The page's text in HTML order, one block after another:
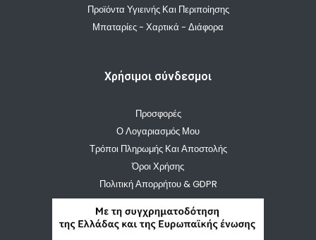
Προϊόντα Υγιεινής Και Περιποίησης
Μπαταρίες - Χαρτικά - Διάφορα
Χρήσιμοι σύνδεσμοι
Προσφορές
Ο Λογαριασμός Μου
Τρόποι Πληρωμής Και Αποστολής
Όροι Χρήσης
Πολιτική Απορρήτου & GDPR